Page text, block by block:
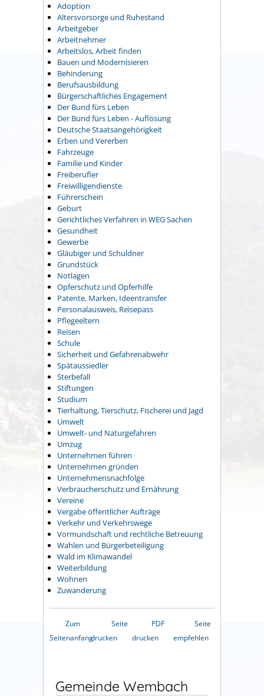
Adoption
Altersvorsorge und Ruhestand
Arbeitgeber
Arbeitnehmer
Arbeitslos, Arbeit finden
Bauen und Modernisieren
Behinderung
Berufsausbildung
Bürgerschaftliches Engagement
Der Bund fürs Leben
Der Bund fürs Leben - Auflösung
Deutsche Staatsangehörigkeit
Erben und Vererben
Fahrzeuge
Familie und Kinder
Freiberufler
Freiwilligendienste
Führerschein
Geburt
Gerichtliches Verfahren in WEG Sachen
Gesundheit
Gewerbe
Gläubiger und Schuldner
Grundstück
Notlagen
Opferschutz und Opferhilfe
Patente, Marken, Ideentransfer
Personalausweis, Reisepass
Pflegeeltern
Reisen
Schule
Sicherheit und Gefahrenabwehr
Spätaussiedler
Sterbefall
Stiftungen
Studium
Tierhaltung, Tierschutz, Fischerei und Jagd
Umwelt
Umwelt- und Naturgefahren
Umzug
Unternehmen führen
Unternehmen gründen
Unternehmensnachfolge
Verbraucherschutz und Ernährung
Vereine
Vergabe öffentlicher Aufträge
Verkehr und Verkehrswege
Vormundschaft und rechtliche Betreuung
Wahlen und Bürgerbeteiligung
Wald im Klimawandel
Weiterbildung
Wohnen
Zuwanderung
Zum
Seitenanfang
Seite
drucken
PDF
drucken
Seite
empfehlen
Gemeinde Wembach